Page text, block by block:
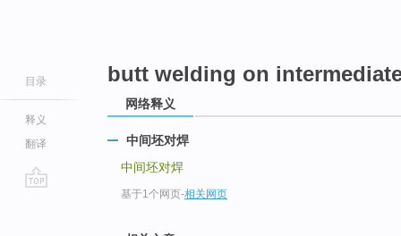
目录
释义
翻译
butt welding on
网络释义
中间坯对焊
中间坯对焊
基于1个网页-相关网页